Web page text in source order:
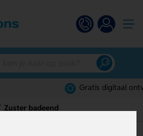
Gratis digitaal ontwerp
Zuster badeend